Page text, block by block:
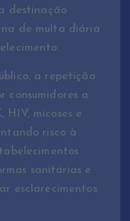
destinação
de multa diária
a repetição
consumidores a
HIV, micoses e
risco à
sanitárias e
esclarecimentos